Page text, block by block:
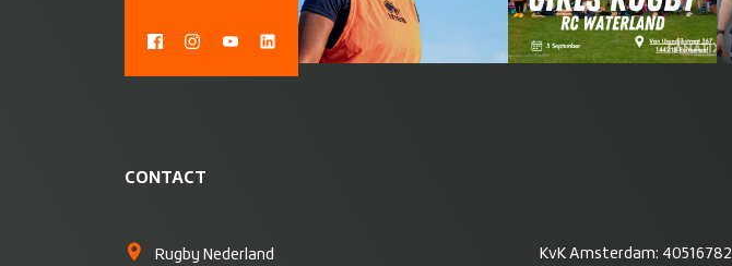
CONTACT
Rugby Nederland KvK Amsterdam: 40516782